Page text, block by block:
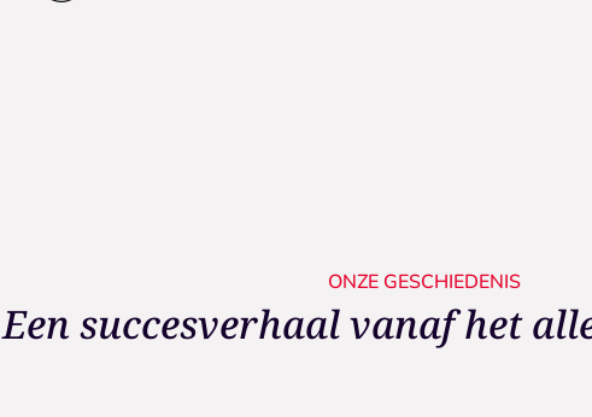
ONZE GESCHIEDENIS
Een succesverhaal vanaf het